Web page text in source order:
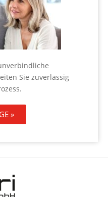
Sie zuverlässig
»